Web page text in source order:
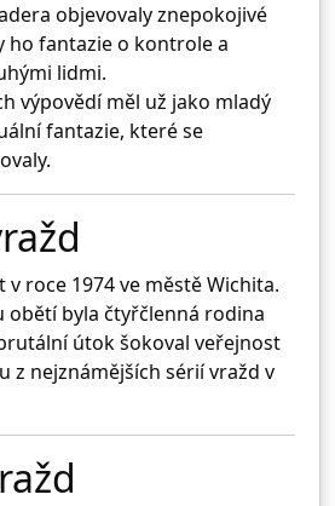
objevovaly znepokojivé
ho fantazie o kontrole a
lidmi.
výpovědí měl už jako mladý
fantazie, které se
v roce 1974 ve městěWichita.
obětí byla čtyřčlenná rodina
útok šokoval veřejnost
z nejznámějších sérií vražd v